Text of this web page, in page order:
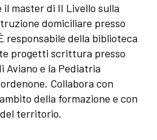
il master di II Livello sulla
domiciliare presso
responsabile della biblioteca
progetti scrittura presso
Aviano e la Pediatria
Collabora con
della formazione e con
territorio.